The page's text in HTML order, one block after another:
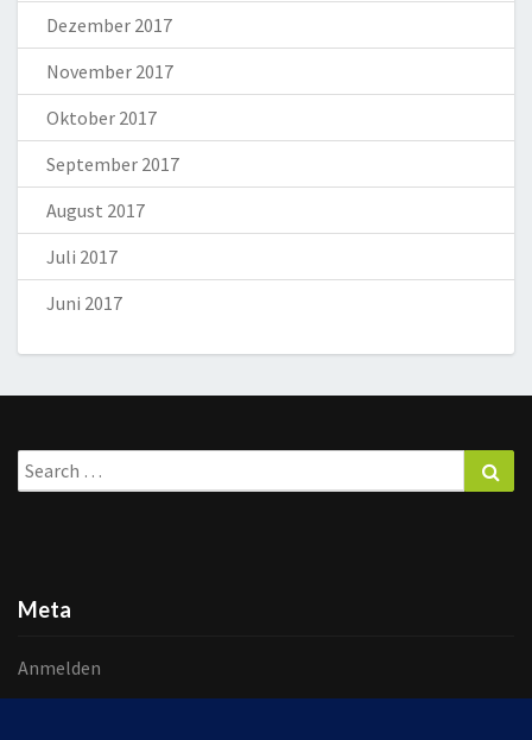
Dezember 2017
November 2017
Oktober 2017
September 2017
August 2017
Juli 2017
Juni 2017
Search
for:
Meta
Anmelden
Eintrags-Feed